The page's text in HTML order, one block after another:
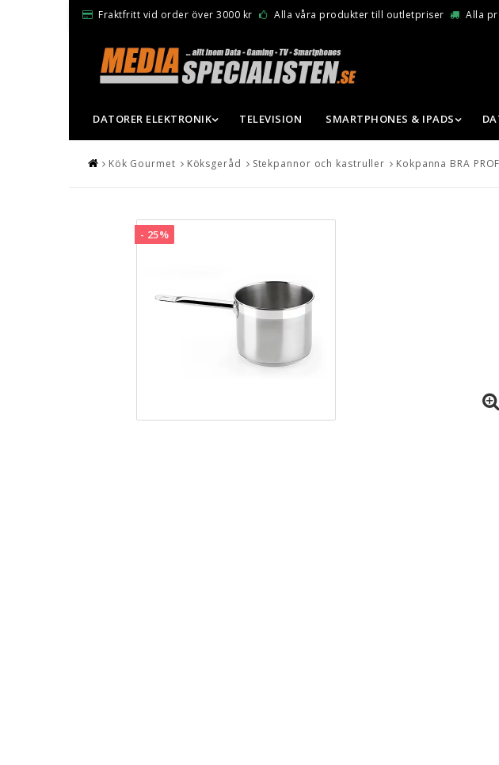
Fraktfritt vid order över 3000 kr Alla våra produkter till outletpriser Alla
DATORER ELEKTRONIK TELEVISION SMARTPHONES & IPADS
Kök Gourmet Köksgeråd Stekpannor och kastruller Kokpanna BRA
- 25%